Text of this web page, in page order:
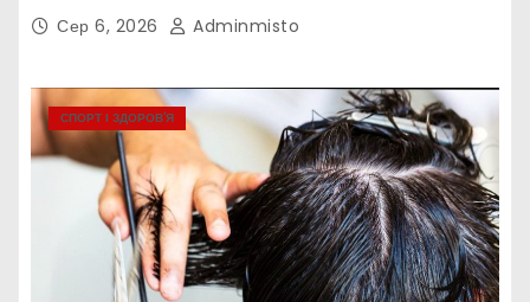
Сер 6, 2026 Adminmisto
СПОРТ І ЗДОРОВ’Я